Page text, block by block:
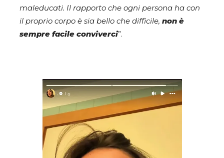
maleducati. Il rapporto che ogni persona ha con
il proprio corpo è sia bello che difficile, non è
sempre facile conviverci”.